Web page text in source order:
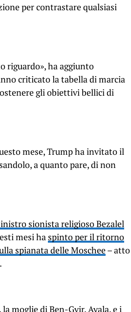
per contrastare qualsiasi
riguardo», ha aggiunto
criticato la tabella di marcia
gli obiettivi bellici di
mese, Trump ha invitato il
a quanto pare, di non
sionista religioso Bezalel
mesi ha spinto per il ritorno
spianata delle Moschee– atto
moglie di Ben-Gvir, Ayala, e i